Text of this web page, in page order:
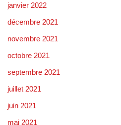
janvier 2022
décembre 2021
novembre 2021
octobre 2021
septembre 2021
juillet 2021
juin 2021
mai 2021